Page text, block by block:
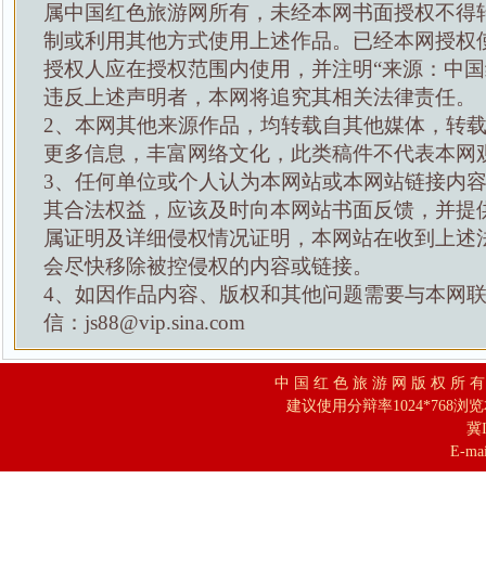
属中国红色旅游网所有，未经本网书面授权不得
制或利用其他方式使用上述作品。已经本网授权
授权人应在授权范围内使用，并注明“来源：中
违反上述声明者，本网将追究其相关法律责任。
2、本网其他来源作品，均转载自其他媒体，转
更多信息，丰富网络文化，此类稿件不代表本网
3、任何单位或个人认为本网站或本网站链接内
其合法权益，应该及时向本网站书面反馈，并提
属证明及详细侵权情况证明，本网站在收到上述
会尽快移除被控侵权的内容或链接。
4、如因作品内容、版权和其他问题需要与本网
信：js88@vip.sina.com
中 国 红 色 旅 游 网 版 权 所
建议使用分辩率1024*768浏
冀
E-